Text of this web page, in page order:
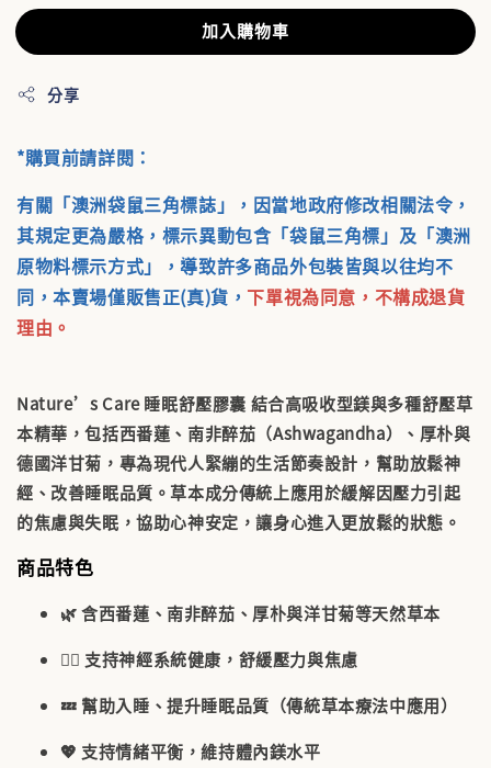
加入購物車
分享
*購買前請詳閱：
有關「澳洲袋鼠三角標誌」，因當地政府修改相關法令，
其規定更為嚴格，標示異動包含「袋鼠三角標」及「澳洲
原物料標示方式」，導致許多商品外包裝皆與以往均不
同，本賣場僅販售正(真)貨， 下單視為同意，不構成退貨
理由。
Nature’s Care 睡眠舒壓膠囊 結合高吸收型鎂與多種舒壓草
本精華，包括西番蓮、南非醉茄（Ashwagandha）、厚朴與
德國洋甘菊，專為現代人緊繃的生活節奏設計，幫助放鬆神
經、改善睡眠品質。草本成分傳統上應用於緩解因壓力引起
的焦慮與失眠，協助心神安定，讓身心進入更放鬆的狀態。
商品特色
🌿 含西番蓮、南非醉茄、厚朴與洋甘菊等天然草本
🧘‍♀️ 支持神經系統健康，舒緩壓力與焦慮
💤 幫助入睡、提升睡眠品質（傳統草本療法中應用）
💖 支持情緒平衡，維持體內鎂水平